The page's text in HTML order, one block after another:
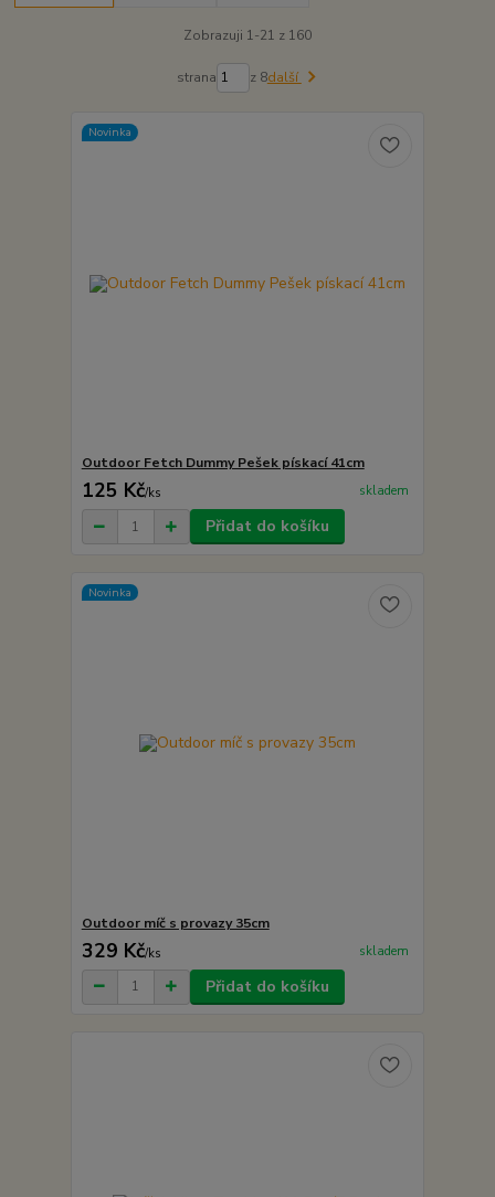
Zobrazuji 1-21 z 160
strana z 8další
Novinka
Outdoor Fetch Dummy Pešek pískací 41cm
125 Kč/ks skladem
Přidat do košíku
Novinka
Outdoor míč s provazy 35cm
329 Kč/ks skladem
Přidat do košíku